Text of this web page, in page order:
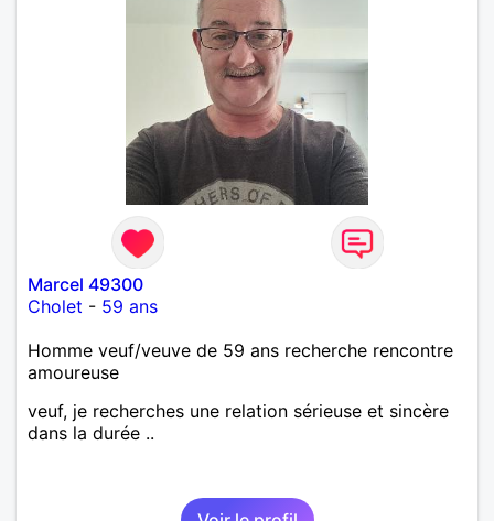
Marcel 49300
Cholet - 59 ans
Homme veuf/veuve de 59 ans recherche rencontre
amoureuse
veuf, je recherches une relation sérieuse et sincère
dans la durée ..